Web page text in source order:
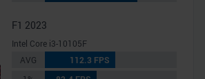
F1 2023
Intel Core i3-10105F
AVG
112.3 FPS